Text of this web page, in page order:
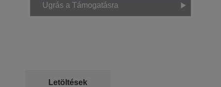
Ugrás a Támogatásra
Letöltések